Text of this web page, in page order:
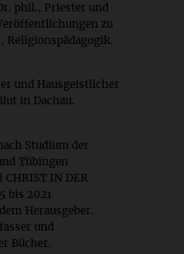
Dr. phil., Priester und
zu
Religionspädagogik.
und Hausgeistlicher
in Dachau.
Studium der
Tübingen
IN DER
bis 2021
Herausgeber.
und
Bücher.